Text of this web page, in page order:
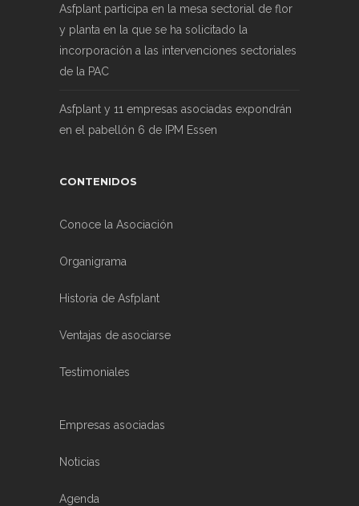
Asfplant participa en la mesa sectorial de flor
y planta en la que se ha solicitado la
incorporación a las intervenciones sectoriales
de la PAC
Asfplant y 11 empresas asociadas expondrán
en el pabellón 6 de IPM Essen
CONTENIDOS
Conoce la Asociación
Organigrama
Historia de Asfplant
Ventajas de asociarse
Testimoniales
Empresas asociadas
Noticias
Agenda